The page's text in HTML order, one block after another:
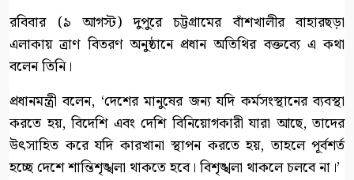
রবিবার (৯ আগস্ট) দুপুরে চট্টগ্রামের বাঁশখালীর বাহারছড়া
এলাকায় ত্রাণ বিতরণ অনুষ্ঠানে প্রধান অতিথির বক্তব্যে এ কথা
বলেন তিনি।
প্রধানমন্ত্রী বলেন, ‘দেশের মানুষের জন্য যদি কর্মসংস্থানের ব্যবস্থা
করতে হয়, বিদেশি এবং দেশি বিনিয়োগকারী যারা আছে, তাদের
উৎসাহিত করে যদি কারখানা স্থাপন করতে হয়, তাহলে পূর্বশর্ত
হচ্ছে দেশে শান্তিশৃঙ্খলা থাকতে হবে। বিশৃঙ্খলা থাকলে চলবে না।’